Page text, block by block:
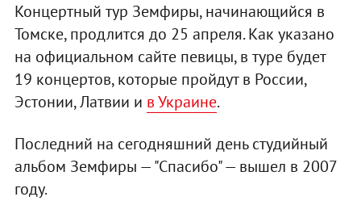
Концертный тур Земфиры, начинающийся в
Томске, продлится до 25 апреля. Как указано
на официальном сайте певицы, в туре будет
19 концертов, которые пройдут в России,
Эстонии, Латвии и в Украине.
Последний на сегодняшний день студийный
альбом Земфиры — "Спасибо" — вышел в 2007
году.